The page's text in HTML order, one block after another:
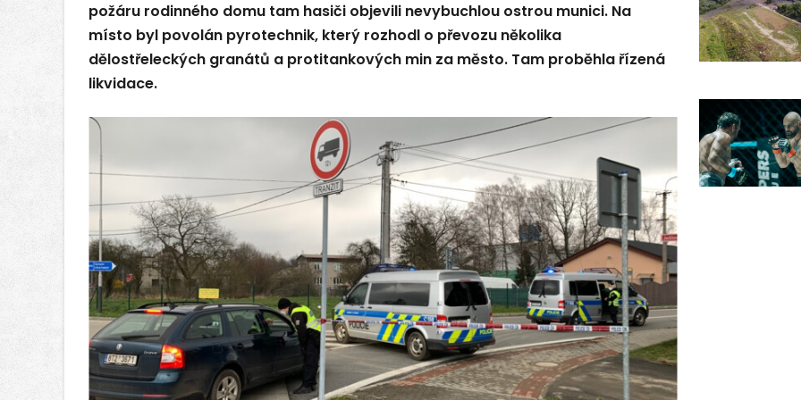
požáru rodinného domu tam hasiči objevili nevybuchlou ostrou munici. Na
místo byl povolán pyrotechnik, který rozhodl o převozu několika
dělostřeleckých granátů a protitankových min za město. Tam proběhla řízená
likvidace.